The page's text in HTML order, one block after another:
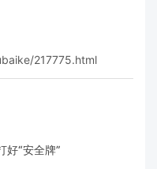
217775.html
好“安全牌”